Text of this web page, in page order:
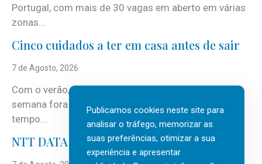
Portugal, com mais de 30 vagas em aberto em várias
zonas...
Cinco cuidados a ter em casa antes de sair
7 de Agosto, 2026
Com o verão, chegam também as férias, os fins-de-
semana fora e os dias em que a casa fica mais
tempo...
NTT DATA Insurtech Global Outlook 2026
Publicamos cookies neste site para
analisar o tráfego, memorizar as
suas preferências, otimizar a sua
experiência e apresentar